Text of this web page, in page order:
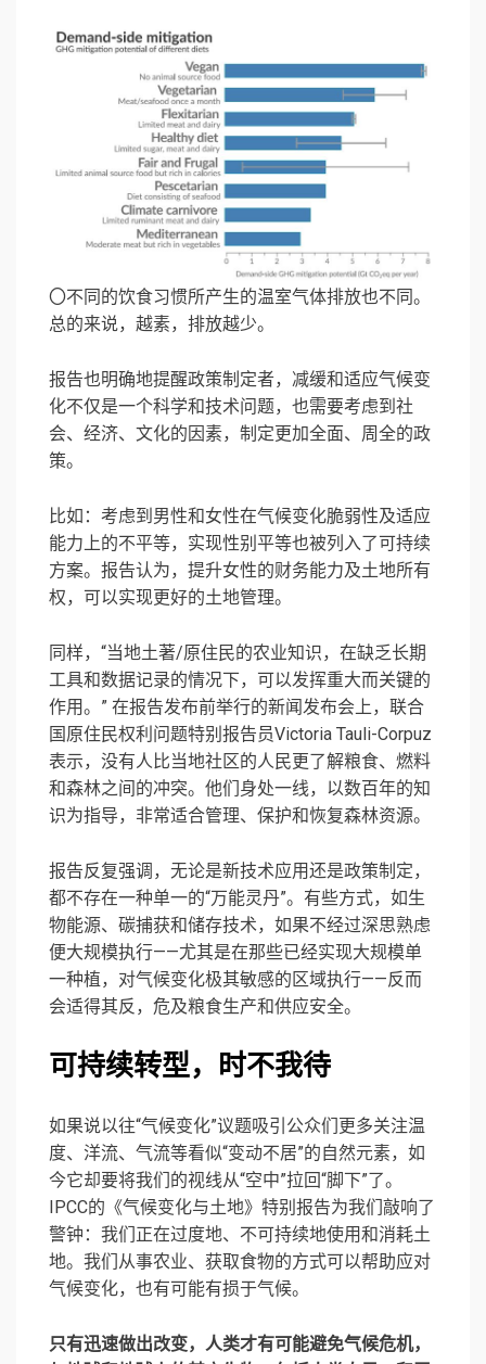
〇不同的饮食习惯所产生的温室气体排放也不同。
总的来说，越素，排放越少。
报告也明确地提醒政策制定者，减缓和适应气候变
化不仅是一个科学和技术问题，也需要考虑到社
会、经济、文化的因素，制定更加全面、周全的政
策。
比如：考虑到男性和女性在气候变化脆弱性及适应
能力上的不平等，实现性别平等也被列入了可持续
方案。报告认为，提升女性的财务能力及土地所有
权，可以实现更好的土地管理。
同样，“当地土著/原住民的农业知识，在缺乏长期
工具和数据记录的情况下，可以发挥重大而关键的
作用。” 在报告发布前举行的新闻发布会上，联合
国原住民权利问题特别报告员Victoria Tauli-Corpuz
表示，没有人比当地社区的人民更了解粮食、燃料
和森林之间的冲突。他们身处一线，以数百年的知
识为指导，非常适合管理、保护和恢复森林资源。
报告反复强调，无论是新技术应用还是政策制定，
都不存在一种单一的“万能灵丹”。有些方式，如生
物能源、碳捕获和储存技术，如果不经过深思熟虑
便大规模执行——尤其是在那些已经实现大规模单
一种植，对气候变化极其敏感的区域执行——反而
会适得其反，危及粮食生产和供应安全。
可持续转型，时不我待
如果说以往“气候变化”议题吸引公众们更多关注温
度、洋流、气流等看似“变动不居”的自然元素，如
今它却要将我们的视线从“空中”拉回“脚下”了。
IPCC的《气候变化与土地》特别报告为我们敲响了
警钟：我们正在过度地、不可持续地使用和消耗土
地。我们从事农业、获取食物的方式可以帮助应对
气候变化，也有可能有损于气候。
只有迅速做出改变，人类才有可能避免气候危机，